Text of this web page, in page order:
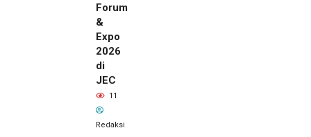
Forum
&
Expo
2026
di
JEC
11
Redaksi
16 jam lalu
SMSI Eks
Karesidenan
Pati